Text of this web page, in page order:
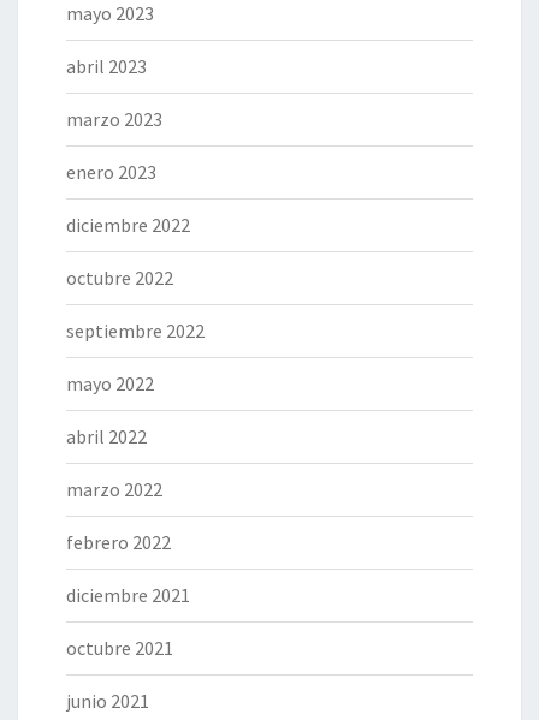
mayo 2023
abril 2023
marzo 2023
enero 2023
diciembre 2022
octubre 2022
septiembre 2022
mayo 2022
abril 2022
marzo 2022
febrero 2022
diciembre 2021
octubre 2021
junio 2021